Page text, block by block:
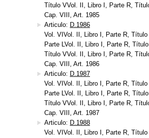
Título VVol. II, Libro I, Parte R,
Cap. VIII, Art. 1985
Articulo: D.1986
Vol. VIVol. II, Libro I, Parte R,
Parte LVol. II, Libro I, Parte R,
Título VVol. II, Libro I, Parte R,
Cap. VIII, Art. 1986
Articulo: D.1987
Vol. VIVol. II, Libro I, Parte R,
Parte LVol. II, Libro I, Parte R,
Título VVol. II, Libro I, Parte R,
Cap. VIII, Art. 1987
Articulo: D.1988
Vol. VIVol. II, Libro I, Parte R,